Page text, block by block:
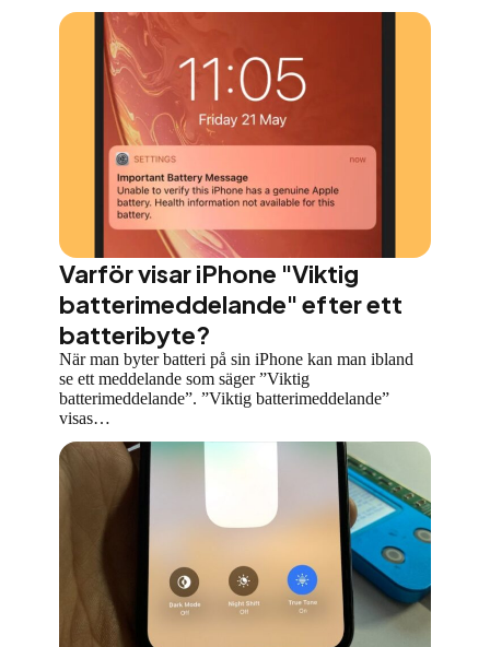
Varför visar iPhone "Viktig
batterimeddelande" efter ett
batteribyte?
När man byter batteri på sin iPhone kan man ibland
se ett meddelande som säger ”Viktig
batterimeddelande”. ”Viktig batterimeddelande”
visas…